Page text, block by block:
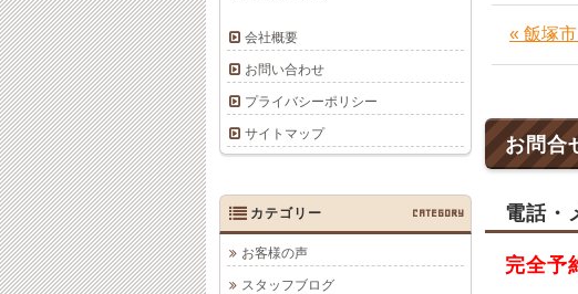
« 飯塚
お問合
電話・
完全予
会社概要
お問い合わせ
プライバシーポリシー
サイトマップ
カテゴリー CATEGORY
お客様の声
スタッフブログ